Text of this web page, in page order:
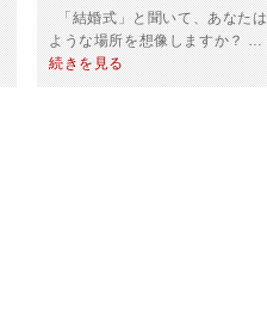
「結婚式」と聞いて、あなた
ような場所を想像しますか？ …
続きを見る